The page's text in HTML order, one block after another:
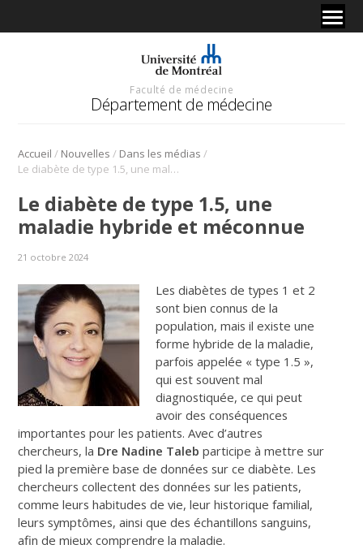
Faculté de médecine
Département de médecine
Accueil / Nouvelles / Dans les médias /
Le diabète de type 1.5, une maladie hybride et méconnue
Le diabète de type 1.5, une
maladie hybride et méconnue
21 octobre 2024
Les diabètes de types 1 et 2
sont bien connus de la
population, mais il existe une
forme hybride de la maladie,
parfois appelée « type 1.5 »,
qui est souvent mal
diagnostiquée, ce qui peut
avoir des conséquences
importantes pour les patients. Avec d’autres
chercheurs, la Dre Nadine Taleb participe à mettre sur
pied la première base de données sur ce diabète. Les
chercheurs collectent des données sur les patients,
comme leurs habitudes de vie, leur historique familial,
leurs symptômes, ainsi que des échantillons sanguins,
afin de mieux comprendre la maladie.